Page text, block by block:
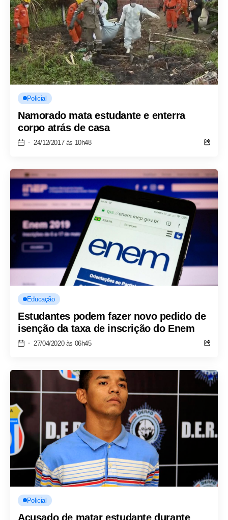
Policial
Namorado mata estudante e enterra
corpo atrás de casa
24/12/2017 às 10h48
Educação
Estudantes podem fazer novo pedido de
isenção da taxa de inscrição do Enem
27/04/2020 às 06h45
Policial
Acusado de matar estudante durante